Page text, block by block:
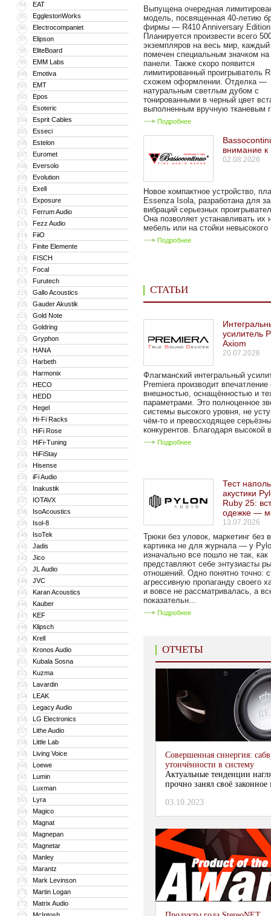
94 EAT
95 EgglestonWorks
96 Electrocompaniet
97 Elipson
98 EliteBoard
99 EMM Labs
100 Emotiva
101 EMT
102 Epos
103 Esoteric
104 Esprit Cables
105 Esseci
106 Estelon
107 Euromet
108 Eversolo
109 Evolution
110 Exell
111 Exposure
112 Ferrum Audio
113 Fezz Audio
114 FiiO
115 Finite Elemente
116 FISCH
117 Focal
118 Furutech
119 Gallo Acoustics
120 Gauder Akustik
121 Gold Note
122 Goldring
123 Gryphon
124 HANA
125 Harbeth
126 Harmonix
127 HECO
128 HEDD
129 Hegel
130 Hi-Fi Racks
131 HiFi Rose
132 HiFi-Tuning
133 HiFiStay
134 Hisense
135 iFi Audio
136 Inakustik
137 IOTAVX
138 IsoAcoustics
139 Isol-8
140 IsoTek
141 Jadis
142 Jico
143 JL Audio
144 JVC
145 Karan Acoustics
146 Kauber
147 KEF
148 Klipsch
149 Krell
150 Kronos Audio
151 Kubala Sosna
152 Kuzma
153 Lavardin
154 LEAK
155 Legacy Audio
156 LG Electronics
157 Lithe Audio
158 Little Lab
159 Living Voice
160 Loewe
161 Lumin
162 Luxman
163 Lyra
164 Magico
165 Magnat
166 Magnepan
167 Magnetar
168 Manley
169 Marantz
170 Mark Levinson
171 Martin Logan
172 Matrix Audio
Выпущена очередная
модель, посвященная 40-летию
фирмы — R410 Anniversary
Планируется произвести всего
экземпляров на весь мир, каждый
помечен специальным значком на
панели. Также скоро появится
лимитированный проигрыватель
схожем оформлении. Отделка —
натуральным светлым дубом с
тонированными в черный цвет
выполненным вручную тканевым
Подробнее
внимание к
02.08.2026
Новое компактное устройство,
Essenza Isola, разработана для
вибраций серьезных
Она позволяет устанавливать их
мебель или на стойки невысокого
Подробнее
СТАТЬИ
усилитель
Axiom
20.07.2026
Флагманский интегральный
Premiera производит впечатление
внешностью, оснащённостью и
параметрами. Это полноценное
системы высокого уровня, не
чём-то и превосходящее
конкурентов. Благодаря высокой
Подробнее
Тест
акустики
Ruby 25:
одежке —
13.07.2026
Трюки без уловок, маркетинг без
картинка не для журнала — у
изначально все пошло не так, как
представляют себе энтузиасты
отношений. Одно понятно точно:
агрессивную пропаганду своего
и вовсе не рассматривалась, а
показательн...
Подробнее
ОТЧЕТЫ
Совершенная синергия:
утончённости в систему
Актуальные тенденции
прочно занял своё законное
03.10.2023